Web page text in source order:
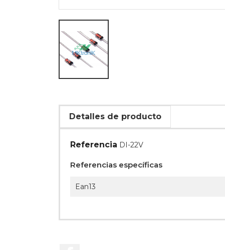
Detalles de producto
Referencia DI-22V
Referencias específicas
Ean13